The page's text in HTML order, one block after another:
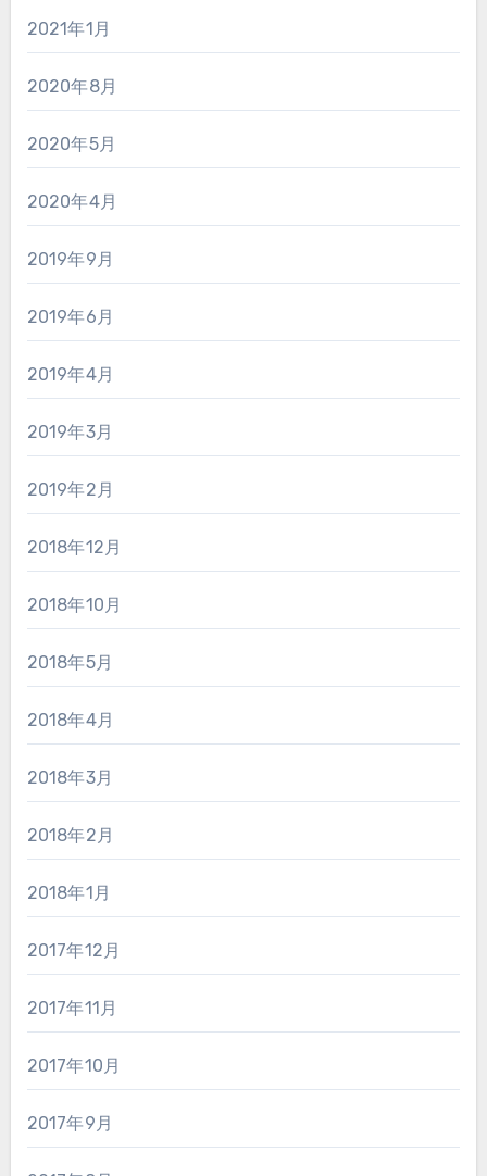
2021年1月
2020年8月
2020年5月
2020年4月
2019年9月
2019年6月
2019年4月
2019年3月
2019年2月
2018年12月
2018年10月
2018年5月
2018年4月
2018年3月
2018年2月
2018年1月
2017年12月
2017年11月
2017年10月
2017年9月